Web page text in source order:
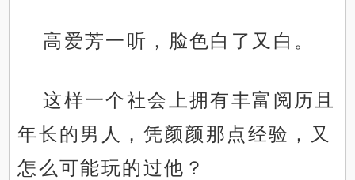
高爱芳一听，脸色白了又白。
这样一个社会上拥有丰富阅历且
年长的男人，凭颜颜那点经验，又
怎么可能玩的过他？